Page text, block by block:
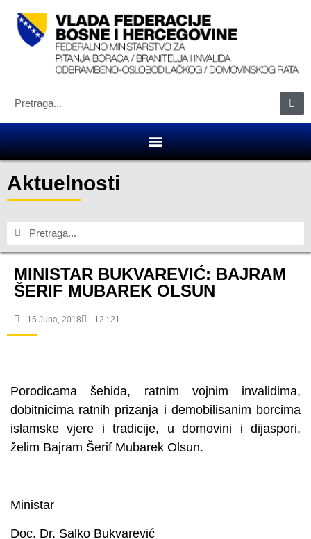
Aktuelnosti
MINISTAR BUKVAREVIĆ: BAJRAM
ŠERIF MUBAREK OLSUN
15 Juna, 2018 12 : 21
Porodicama šehida, ratnim vojnim invalidima,
dobitnicima ratnih prizanja i demobilisanim borcima
islamske vjere i tradicije, u domovini i dijaspori,
želim Bajram Šerif Mubarek Olsun.
Ministar
Doc. Dr. Salko Bukvarević